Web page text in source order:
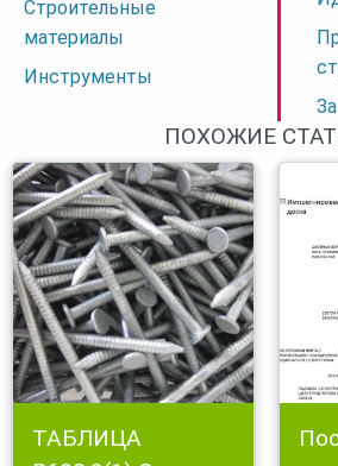
Строительные
материалы
Инструменты
ПОХОЖИЕ
ТАБЛИЦА